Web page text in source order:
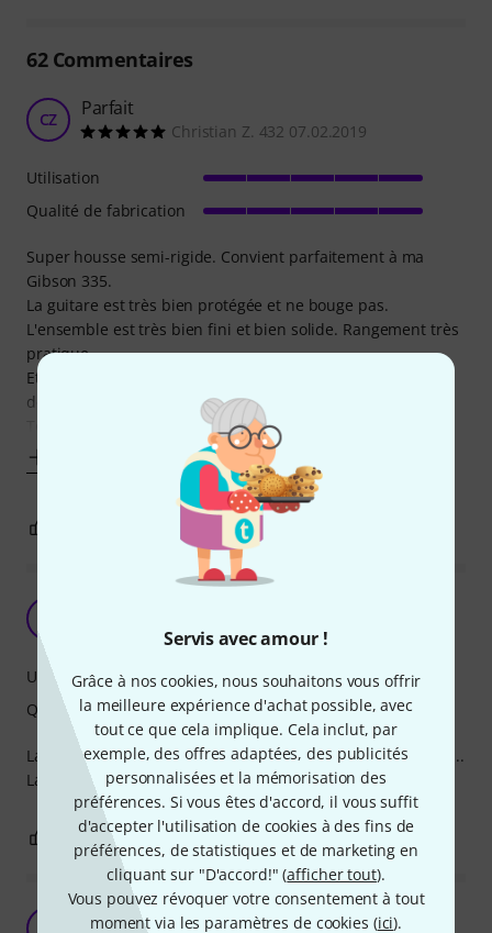
Servis avec amour !
Grâce à nos cookies, nous souhaitons vous offrir
la meilleure expérience d'achat possible, avec
tout ce que cela implique. Cela inclut, par
exemple, des offres adaptées, des publicités
personnalisées et la mémorisation des
préférences. Si vous êtes d'accord, il vous suffit
d'accepter l'utilisation de cookies à des fins de
préférences, de statistiques et de marketing en
cliquant sur "D'accord!" (afficher tout).
Vous pouvez révoquer votre consentement à tout
moment via les paramètres de cookies (ici).
62Commentaires
CZ Parfait
Christian Z. 432 07.02.2019
Super housse semi-rigide. Convient parfaitement à ma
Gibson 335.
La guitare est très bien protégée et ne bouge pas.
L'ensemble est très bien fini et bien solide. Rangement très
pratique.
Etant professionnel, Je l'utilise régulièrement pour chacun
de mes déplacements (concerts, répétitions, cours).
Tellement fan de ce produit que j'ai acheté le même en
Utilisation
Qualité de fabrication
SIGNALER L'ÉVALUATION
discodog 21.11.2021
La housse la plus solide et pratique que j'ai possédé so far...
La qualité a un prix.
Utilisation
Qualité de fabrication
0 SIGNALER L'ÉVALUATION
Excellent